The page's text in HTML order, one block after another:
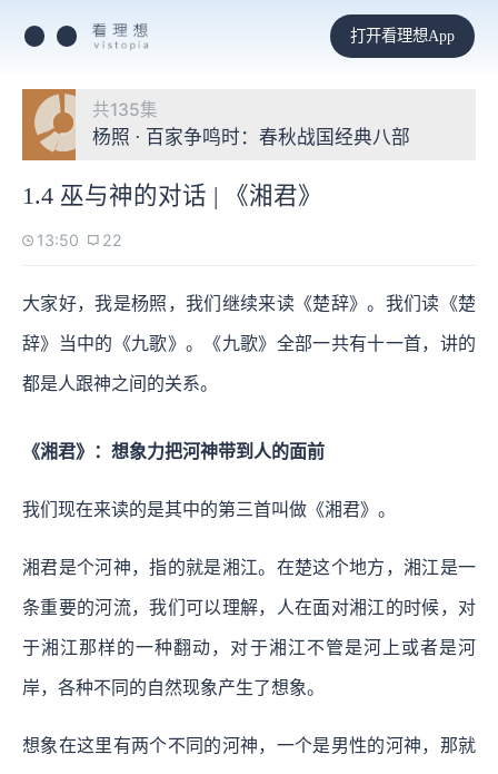
打开看理想App
共135集
杨照 · 百家争鸣时：春秋战国经典八部
1.4 巫与神的对话 | 《湘君》
13:50 22
大家好，我是杨照，我们继续来读《楚辞》。我们读《楚
辞》当中的《九歌》。《九歌》全部一共有十一首，讲的
都是人跟神之间的关系。
《湘君》：想象力把河神带到人的面前
我们现在来读的是其中的第三首叫做《湘君》。
湘君是个河神，指的就是湘江。在楚这个地方，湘江是一
条重要的河流，我们可以理解，人在面对湘江的时候，对
于湘江那样的一种翻动，对于湘江不管是河上或者是河
岸，各种不同的自然现象产生了想象。
想象在这里有两个不同的河神，一个是男性的河神，那就